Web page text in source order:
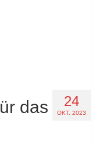
24
OKT. 2023
das